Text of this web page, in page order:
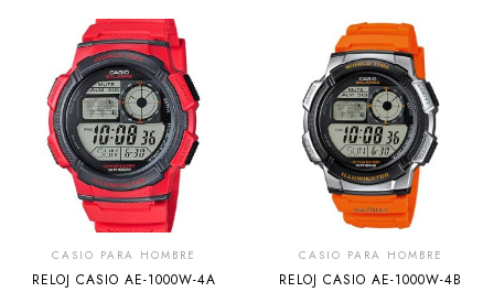
CASIO PARA HOMBRE
RELOJ CASIO AE-1000W-4A
CASIO PARA HOMBRE
RELOJ CASIO AE-1000W-4B